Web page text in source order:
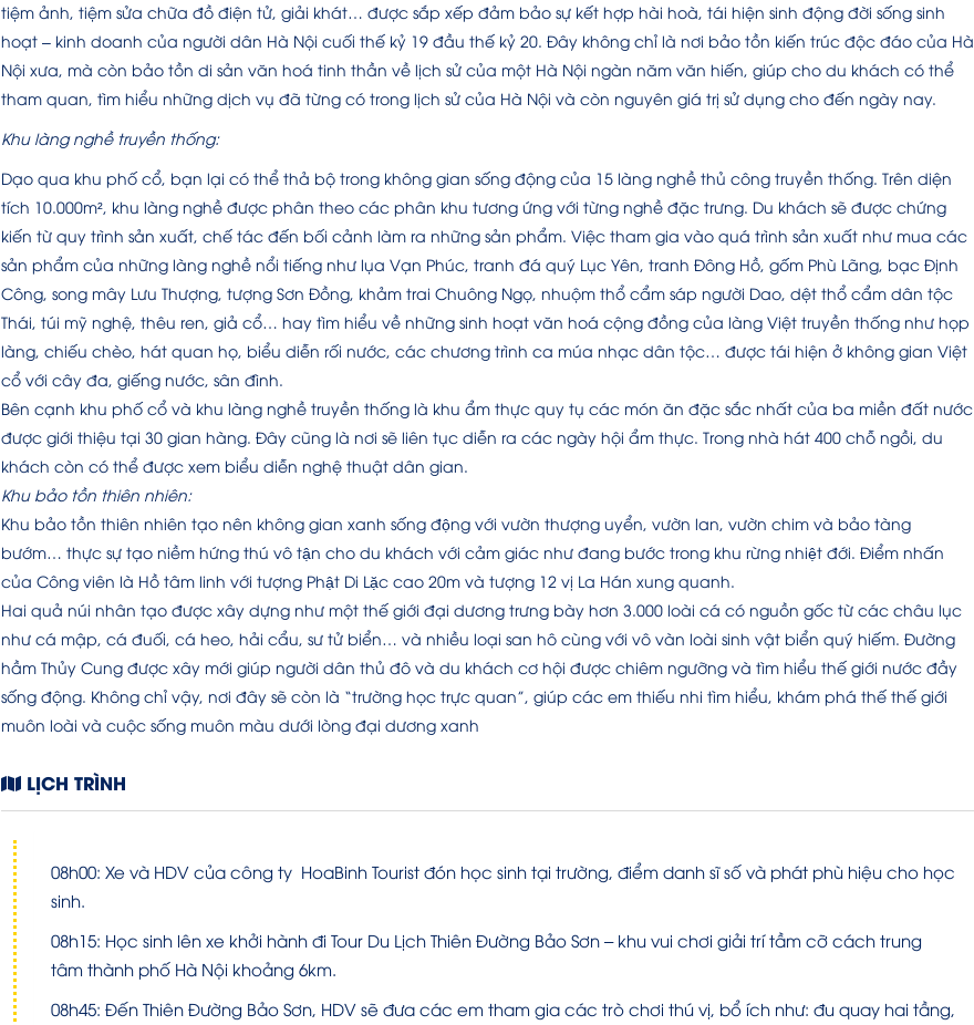
tiệm ảnh, tiệm sửa chữa đồ điện tử, giải khát… được sắp xếp đảm bảo sự kết hợp hài hoà, tái hiện sinh động đời sống sinh
hoạt – kinh doanh của người dân Hà Nội cuối thế kỷ 19 đầu thế kỷ 20. Đây không chỉ là nơi bảo tồn kiến trúc độc đáo của Hà
Nội xưa, mà còn bảo tồn di sản văn hoá tinh thần về lịch sử của một Hà Nội ngàn năm văn hiến, giúp cho du khách có thể
tham quan, tìm hiểu những dịch vụ đã từng có trong lịch sử của Hà Nội và còn nguyên giá trị sử dụng cho đến ngày nay.
Khu làng nghề truyền thống:
Dạo qua khu phố cổ, bạn lại có thể thả bộ trong không gian sống động của 15 làng nghề thủ công truyền thống. Trên diện
tích 10.000m², khu làng nghề được phân theo các phân khu tương ứng với từng nghề đặc trưng. Du khách sẽ được chứng
kiến từ quy trình sản xuất, chế tác đến bối cảnh làm ra những sản phẩm. Việc tham gia vào quá trình sản xuất như mua các
sản phẩm của những làng nghề nổi tiếng như lụa Vạn Phúc, tranh đá quý Lục Yên, tranh Đông Hồ, gốm Phù Lãng, bạc Định
Công, song mây Lưu Thượng, tượng Sơn Đồng, khảm trai Chuông Ngọ, nhuộm thổ cẩm sáp người Dao, dệt thổ cẩm dân tộc
Thái, túi mỹ nghệ, thêu ren, giả cổ… hay tìm hiểu về những sinh hoạt văn hoá cộng đồng của làng Việt truyền thống như họp
làng, chiếu chèo, hát quan họ, biểu diễn rối nước, các chương trình ca múa nhạc dân tộc… được tái hiện ở không gian Việt
cổ với cây đa, giếng nước, sân đình.
Bên cạnh khu phố cổ và khu làng nghề truyền thống là khu ẩm thực quy tụ các món ăn đặc sắc nhất của ba miền đất nước
được giới thiệu tại 30 gian hàng. Đây cũng là nơi sẽ liên tục diễn ra các ngày hội ẩm thực. Trong nhà hát 400 chỗ ngồi, du
khách còn có thể được xem biểu diễn nghệ thuật dân gian.
Khu bảo tồn thiên nhiên:
Khu bảo tồn thiên nhiên tạo nên không gian xanh sống động với vườn thượng uyển, vườn lan, vườn chim và bảo tàng
bướm… thực sự tạo niềm hứng thú vô tận cho du khách với cảm giác như đang bước trong khu rừng nhiệt đới. Điểm nhấn
của Công viên là Hồ tâm linh với tượng Phật Di Lặc cao 20m và tượng 12 vị La Hán xung quanh.
Hai quả núi nhân tạo được xây dựng như một thế giới đại dương trưng bày hơn 3.000 loài cá có nguồn gốc từ các châu lục
như cá mập, cá đuối, cá heo, hải cẩu, sư tử biển… và nhiều loại san hô cùng với vô vàn loài sinh vật biển quý hiếm. Đường
hầm Thủy Cung được xây mới giúp người dân thủ đô và du khách cơ hội được chiêm ngưỡng và tìm hiểu thế giới nước đầy
sống động. Không chỉ vậy, nơi đây sẽ còn là “trường học trực quan”, giúp các em thiếu nhi tìm hiểu, khám phá thế thế giới
muôn loài và cuộc sống muôn màu dưới lòng đại dương xanh
LỊCH TRÌNH
08h00: Xe và HDV của công ty HoaBinh Tourist đón học sinh tại trường, điểm danh sĩ số và phát phù hiệu cho học
sinh.
08h15: Học sinh lên xe khởi hành đi Tour Du Lịch Thiên Đường Bảo Sơn – khu vui chơi giải trí tầm cỡ cách trung
tâm thành phố Hà Nội khoảng 6km.
08h45: Đến Thiên Đường Bảo Sơn, HDV sẽ đưa các em tham gia các trò chơi thú vị, bổ ích như: đu quay hai tầng,